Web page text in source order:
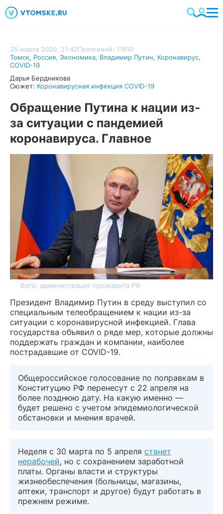
25 марта 2020, 21:42Прочтений: 11610
Томск, Россия, Экономика, Владимир Путин, Коронавирус,
COVID-19
Дарья Бердникова
Сюжет: Коронавирусная инфекция COVID-19
Обращение Путина к нации из-
за ситуации с пандемией
коронавируса. Главное
Фото: администрация президента РФ
Президент Владимир Путин в среду выступил со
специальным телеобращением к нации из-за
ситуации с коронавирусной инфекцией. Глава
государства объявил о ряде мер, которые должны
поддержать граждан и компании, наиболее
пострадавшие от COVID-19.
Общероссийское голосование по поправкам в
Конституцию РФ перенесут с 22 апреля на
более позднюю дату. На какую именно —
будет решено с учетом эпидемиологической
обстановки и мнения врачей.
Неделя с 30 марта по 5 апреля станет
нерабочей, но с сохранением заработной
платы. Органы власти и структуры
жизнеобеспечения (больницы, магазины,
аптеки, транспорт и другое) будут работать в
прежнем режиме.